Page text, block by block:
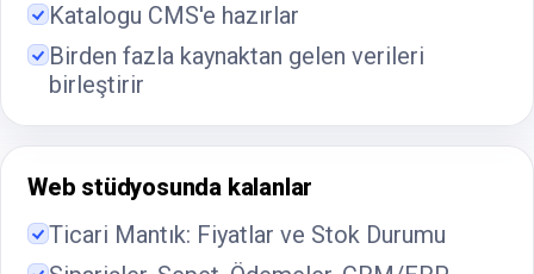
Katalogu CMS'e hazırlar
Birden fazla kaynaktan gelen verileri
birleştirir
Web stüdyosunda kalanlar
Ticari Mantık: Fiyatlar ve Stok Durumu